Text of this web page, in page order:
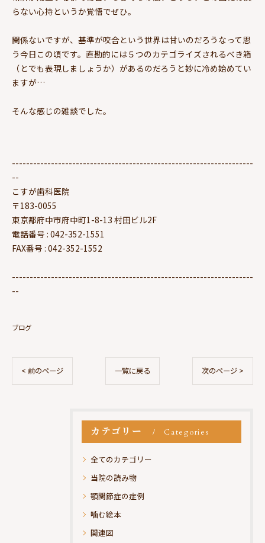
らない心持というか覚悟でぜひ。
関係ないですが、基準が咬合という世界は甘いのだろうなって思
う今日この頃です。直勘的には５つのカテゴライズされるべき箱
（とでも表現しましょうか）があるのだろうと妙に冷め始めてい
ますが…
そんな感じの雑談でした。
--------------------------------------------------------------------
--
こすが歯科医院
〒183-0055
東京都府中市府中町1-8-13 村田ビル2F
電話番号 : 042-352-1551
FAX番号 : 042-352-1552
--------------------------------------------------------------------
--
ブログ
< 前のページ 一覧に戻る 次のページ >
カテゴリー Categories
全てのカテゴリー
当院の読み物
顎関節症の症例
噛む絵本
関連図